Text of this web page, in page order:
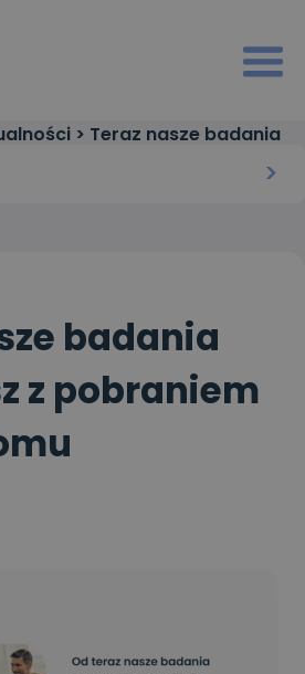
> Teraz nasze badania
krwi w domu
badania
z pobraniem